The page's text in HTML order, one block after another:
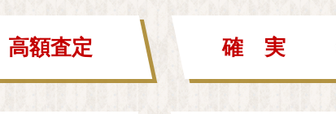
高額査定 確実